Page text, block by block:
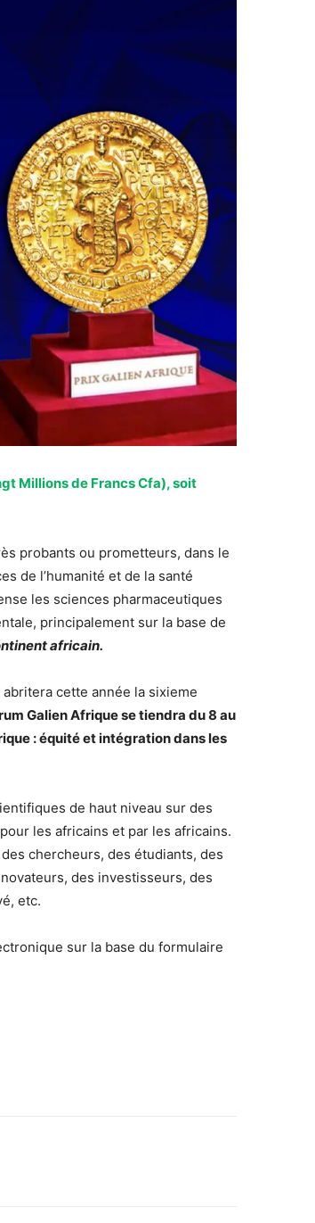
Millions de Francs Cfa), soit
probants ou prometteurs, dans le
de l’humanité et de la santé
les sciences pharmaceutiques
principalement sur la base de
africain.
cette année la sixieme
Galien Afrique se tiendra du 8 au
: équité et intégration dans les
de haut niveau sur des
les africains et par les africains.
chercheurs, des étudiants, des
des investisseurs, des
etc.
sur la base du formulaire